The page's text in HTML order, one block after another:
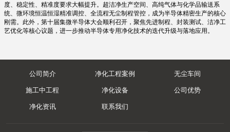
度、稳定性、精准度要求大幅提升。超洁净生产空间、高纯气体与化学品输送系
统、微环境恒温恒湿精准调控、全流程无尘制程管控，成为半导体精密生产的核心
刚需。此外，第十届集微半导体大会顺利召开，聚焦先进制程、封装测试、洁净工
艺优化等核心议题，进一步推动半导体专用净化技术的迭代升级与落地应用。
公司简介 净化工程案例 无尘车间
施工中工程 净化设备 公司优势
净化资讯 联系我们